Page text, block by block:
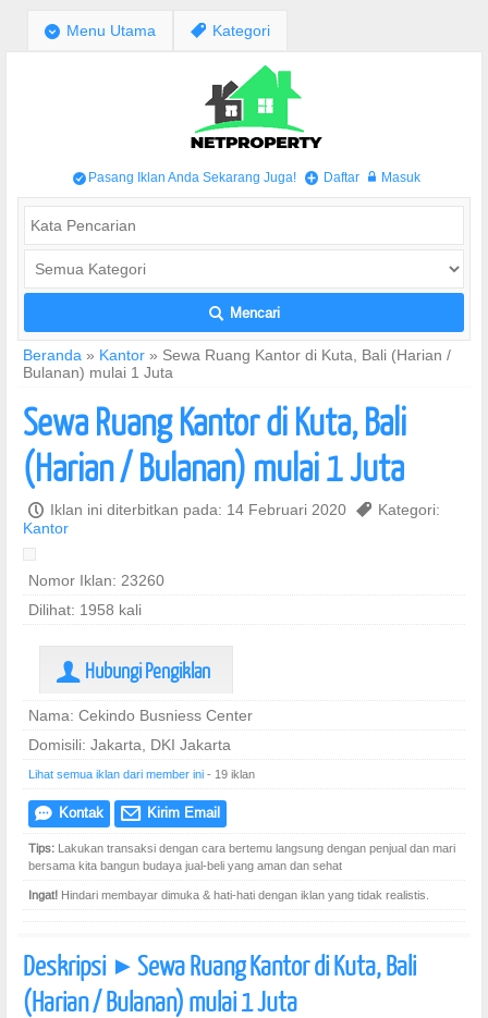
; Menu Utama , Kategori
/ Pasang Iklan Anda Sekarang Juga! + Daftar w Masuk
L Mencari
Beranda » Kantor » Sewa Ruang Kantor di Kuta, Bali (Harian /
Bulanan) mulai 1 Juta
Sewa Ruang Kantor di Kuta, Bali
(Harian / Bulanan) mulai 1 Juta
P Iklan ini diterbitkan pada: 14 Februari 2020 , Kategori:
Kantor
Nomor Iklan: 23260
Dilihat: 1958 kali
U Hubungi Pengiklan
Nama: Cekindo Busniess Center
Domisili: Jakarta, DKI Jakarta
Lihat semua iklan dari member ini - 19 iklan
e Kontak @ Kirim Email
Tips: Lakukan transaksi dengan cara bertemu langsung dengan penjual dan mari
bersama kita bangun budaya jual-beli yang aman dan sehat
Ingat! Hindari membayar dimuka & hati-hati dengan iklan yang tidak realistis.
Deskripsi ] Sewa Ruang Kantor di Kuta, Bali
(Harian / Bulanan) mulai 1 Juta